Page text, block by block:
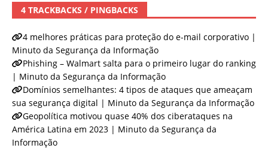
4 TRACKBACKS / PINGBACKS
4 melhores práticas para proteção do e-mail corporativo |
Minuto da Segurança da Informação
Phishing – Walmart salta para o primeiro lugar do ranking
| Minuto da Segurança da Informação
Domínios semelhantes: 4 tipos de ataques que ameaçam
sua segurança digital | Minuto da Segurança da Informação
Geopolítica motivou quase 40% dos ciberataques na
América Latina em 2023 | Minuto da Segurança da
Informação